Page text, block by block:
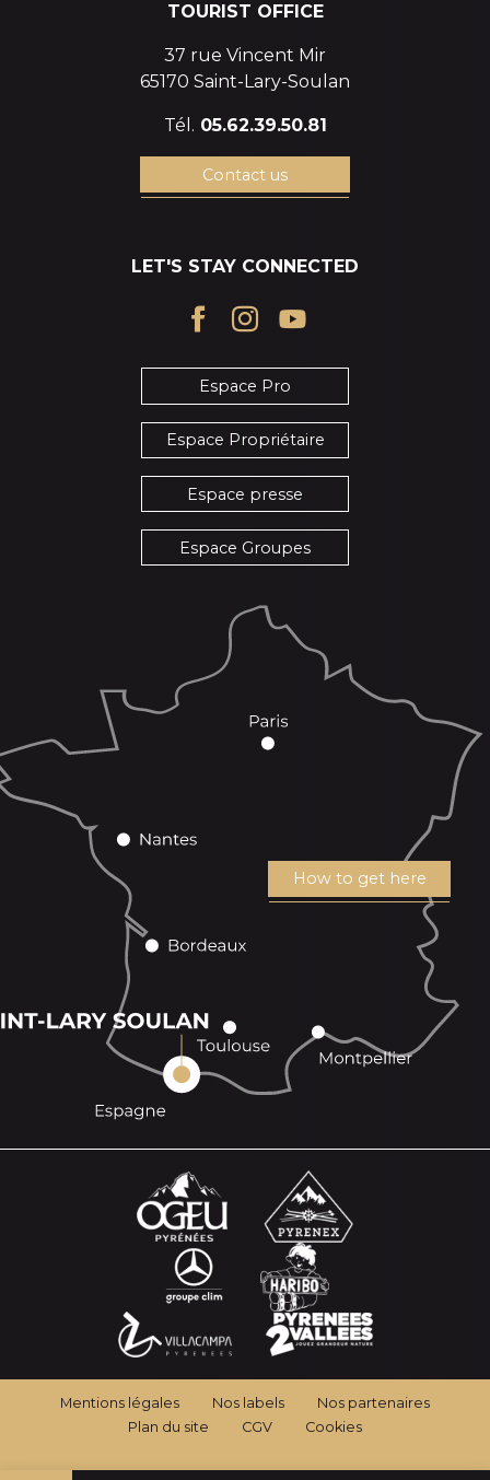
TOURIST OFFICE
37 rue Vincent Mir
65170 Saint-Lary-Soulan
Tél. 05.62.39.50.81
Contact us
LET'S STAY CONNECTED
Espace Pro
Espace Propriétaire
Espace presse
Espace Groupes
How to get here
Mentions légales Nos labels
Nos partenaires
Plan du site
CGV Cookies